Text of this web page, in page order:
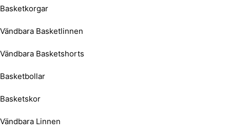
Basketkorgar
Vändbara Basketlinnen
Vändbara Basketshorts
Basketbollar
Basketskor
Vändbara Linnen